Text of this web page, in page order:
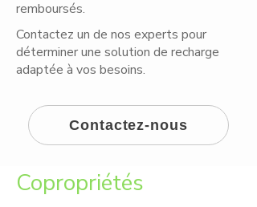
remboursés.
Contactez un de nos experts pour
déterminer une solution de recharge
adaptée à vos besoins.
Contactez-nous
Copropriétés